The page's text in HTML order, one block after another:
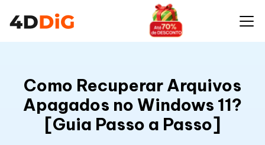
Como Recuperar Arquivos
Apagados no Windows 11?
[Guia Passo a Passo]